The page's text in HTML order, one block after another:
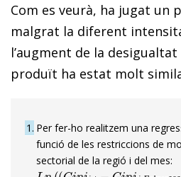
Com es veurà, ha jugat un
malgrat la diferent
l’augment de la
produït ha estat molt
1 Per fer-ho realitzem una
funció de les restriccions de
sectorial de la regió i del mes:
Ln((Ginii,t −Ginii, F eb rer